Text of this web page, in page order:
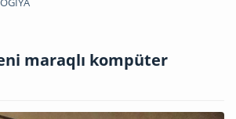
maraqlı kompüter